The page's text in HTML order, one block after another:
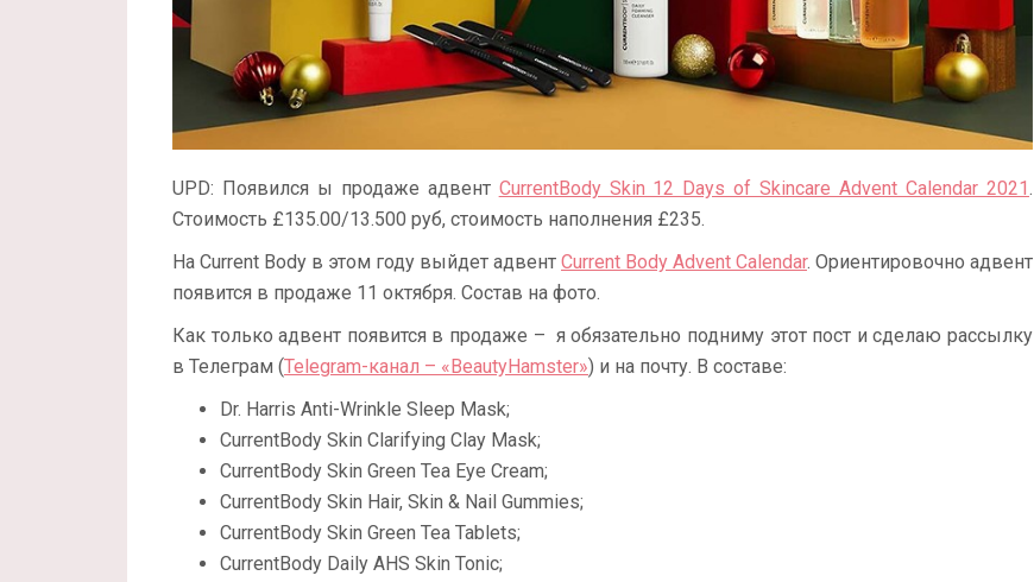
UPD: Появился ы продаже адвент CurrentBody Skin 12 Days of Skincare Advent Calendar 2021.
Стоимость £135.00/13.500 руб, стоимость наполнения £235.
На Current Body в этом году выйдет адвент Current Body Advent Calendar. Ориентировочно адвент
появится в продаже 11 октября. Состав на фото.
Как только адвент появится в продаже – я обязательно подниму этот пост и сделаю рассылку
в Телеграм (Telegram-канал – «BeautyHamster») и на почту. В составе:
Dr. Harris Anti-Wrinkle Sleep Mask;
CurrentBody Skin Clarifying Clay Mask;
CurrentBody Skin Green Tea Eye Cream;
CurrentBody Skin Hair, Skin & Nail Gummies;
CurrentBody Skin Green Tea Tablets;
CurrentBody Daily AHS Skin Tonic;